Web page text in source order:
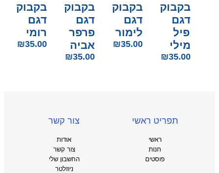
בקבוק
דגם
פיל
מילי
₪35.00
בקבוק
דגם
לימור
₪35.00
בקבוק
דגם
פרפר
אביה
₪35.00
בקבוק
דגם
רומי
₪35.00
תפריט ראשי
ראשי
חנות
פוסטים
צור קשר
אודות
צור קשר
החשבון שלי
ניוזלטר